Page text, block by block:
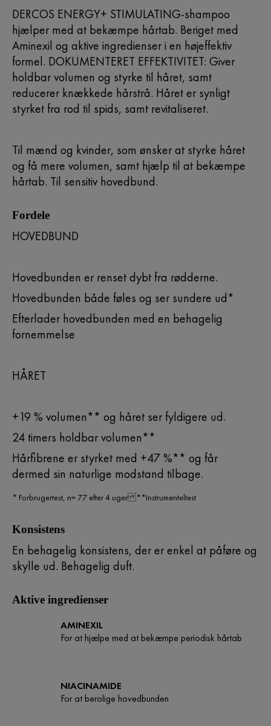
DERCOS ENERGY+ STIMULATING-shampoo
hjælper med at bekæmpe hårtab. Beriget med
Aminexil og aktive ingredienser i en højeffektiv
formel. DOKUMENTERET EFFEKTIVITET: Giver
holdbar volumen og styrke til håret, samt
reducerer knækkede hårstrå. Håret er synligt
styrket fra rod til spids, samt revitaliseret.
Til mænd og kvinder, som ønsker at styrke håret
og få mere volumen, samt hjælp til at bekæmpe
hårtab. Til sensitiv hovedbund.
Fordele
HOVEDBUND
Hovedbunden er renset dybt fra rødderne.
Hovedbunden både føles og ser sundere ud*
Efterlader hovedbunden med en behagelig
fornemmelse
HÅRET
+19 % volumen** og håret ser fyldigere ud.
24 timers holdbar volumen**
Hårfibrene er styrket med +47 %** og får
dermed sin naturlige modstand tilbage.
* Forbrugertest, n= 77 efter 4 uger **Instrumenteltest
Konsistens
En behagelig konsistens, der er enkel at påføre og
skylle ud. Behagelig duft.
Aktive ingredienser
AMINEXIL
For at hjælpe med at bekæmpe periodisk hårtab
NIACINAMIDE
For at berolige hovedbunden